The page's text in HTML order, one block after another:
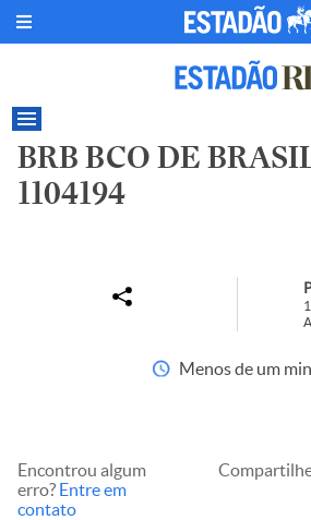
BRB BCO DE
1104194
Menos de um
Encontrou algum
erro? Entre em
contato